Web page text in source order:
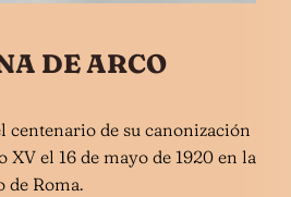
DE ARCO
centenario de su canonización
XV el 16 de mayo de 1920 en la
de Roma.